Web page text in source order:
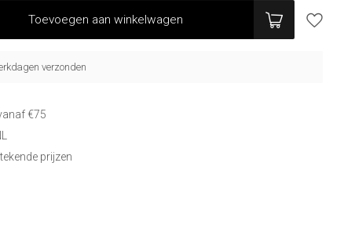
Toevoegen aan winkelwagen
verzonden
€75
prijzen